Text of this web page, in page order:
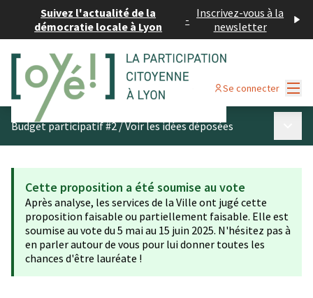
Suivez l'actualité de la
démocratie locale à Lyon
- Inscrivez-vous à la
newsletter
Se connecter
Budget participatif #2/Voir les idées déposées
Cette proposition a été soumise au vote
Après analyse, les services de la Ville ont jugé cette
proposition faisable ou partiellement faisable. Elle est
soumise au vote du 5 mai au 15 juin 2025. N'hésitez pas à
en parler autour de vous pour lui donner toutes les
chances d'être lauréate !